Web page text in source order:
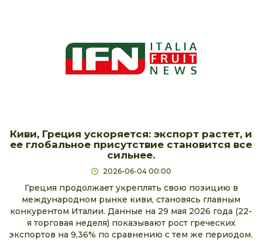
Киви, Греция ускоряется: экспорт растет, и
ее глобальное присутствие становится все
сильнее.
2026-06-04 00:00
Греция продолжает укреплять свою позицию в
международном рынке киви, становясь главным
конкурентом Италии. Данные на 29 мая 2026 года (22-
я торговая неделя) показывают рост греческих
экспортов на 9,36% по сравнению с тем же периодом.